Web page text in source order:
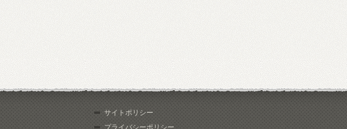
サイトポリシー
プライバシーポリシー